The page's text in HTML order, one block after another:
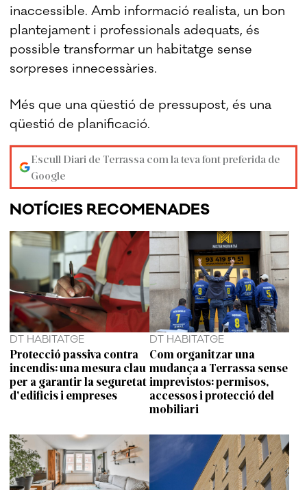
inaccessible. Amb informació realista, un bon
plantejament i professionals adequats, és
possible transformar un habitatge sense
sorpreses innecessàries.
Més que una qüestió de pressupost, és una
qüestió de planificació.
Escull Diari de Terrassa com la teva font preferida de
Google
NOTÍCIES RECOMENADES
DT HABITATGE
Protecció passiva contra
incendis: una mesura clau
per a garantir la seguretat
d'edificis i empreses
DT HABITATGE
Com organitzar una
mudança a Terrassa sense
imprevistos: permisos,
accessos i protecció del
mobiliari